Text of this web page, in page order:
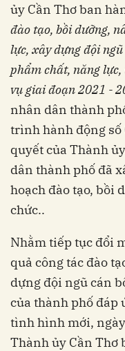
ủy Cần Thơ ban
đào tạo, bồi dưỡng,
lực, xây dựng đội
phẩm chất, năng
vụ giai đoạn 2021 -
nhân dân thành
trình hành động
quyết của Thành
dân thành phố đã
hoạch đào tạo, bồi
chức..
Nhằm tiếp tục đổi
quả công tác đào
dựng đội ngũ cán
của thành phố đáp
tình hình mới,
Thành ủy Cần Thơ